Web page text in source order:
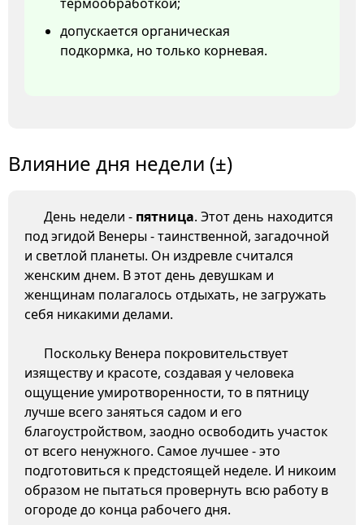
допускается органическая
подкормка, но только корневая.
Влияние дня недели (±)
День недели - пятница. Этот день находится
под эгидой Венеры - таинственной, загадочной
и светлой планеты. Он издревле считался
женским днем. В этот день девушкам и
женщинам полагалось отдыхать, не загружать
себя никакими делами.
Поскольку Венера покровительствует
изяществу и красоте, создавая у человека
ощущение умиротворенности, то в пятницу
лучше всего заняться садом и его
благоустройством, заодно освободить участок
от всего ненужного. Самое лучшее - это
подготовиться к предстоящей неделе. И никоим
образом не пытаться провернуть всю работу в
огороде до конца рабочего дня.